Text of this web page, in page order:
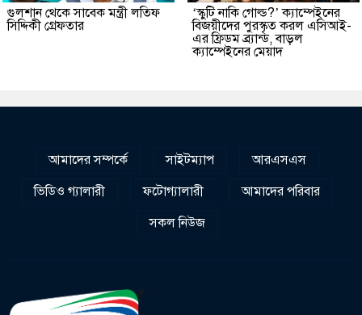
গুলশান থেকে সাবেক মন্ত্রী লতিফ
সিদ্দিকী গ্রেফতার
‘স্কুটি নাকি গোল্ড?’ ক্যাম্পেইনের
বিজয়ীদের পুরস্কৃত করল এসিআই-
এর ফ্রিডম ব্র্যান্ড, বাড়ল
ক্যাম্পেইনের মেয়াদ
আমাদের সম্পর্কে সাইটম্যাপ
আরএসএস
ভিডিও গ্যালারী
ফটোগ্যালারী
আমাদের পরিবার
সকল নিউজ